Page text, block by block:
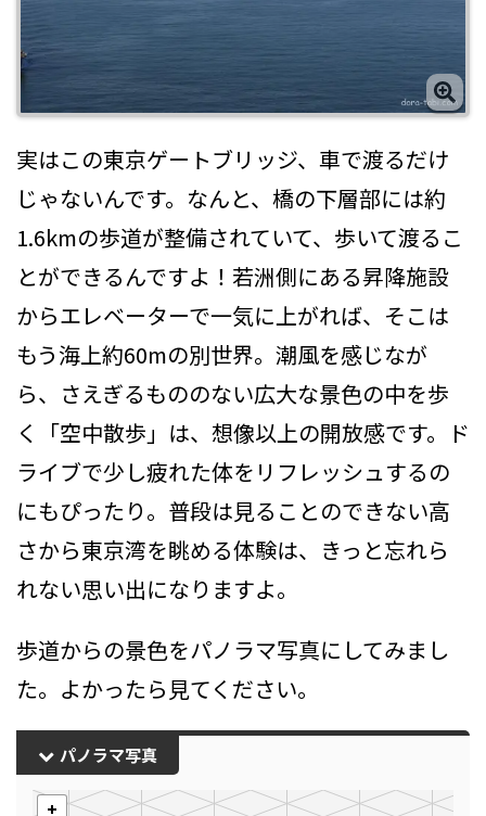
実はこの東京ゲートブリッジ、車で渡るだけ
じゃないんです。なんと、橋の下層部には約
1.6kmの歩道が整備されていて、歩いて渡るこ
とができるんですよ！若洲側にある昇降施設
からエレベーターで一気に上がれば、そこは
もう海上約60mの別世界。潮風を感じなが
ら、さえぎるもののない広大な景色の中を歩
く「空中散歩」は、想像以上の開放感です。ド
ライブで少し疲れた体をリフレッシュするの
にもぴったり。普段は見ることのできない高
さから東京湾を眺める体験は、きっと忘れら
れない思い出になりますよ。
歩道からの景色をパノラマ写真にしてみまし
た。よかったら見てください。
パノラマ写真